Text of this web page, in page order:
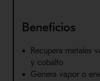
Beneficios
Recupera metales
y cobalto
Genera vapor o